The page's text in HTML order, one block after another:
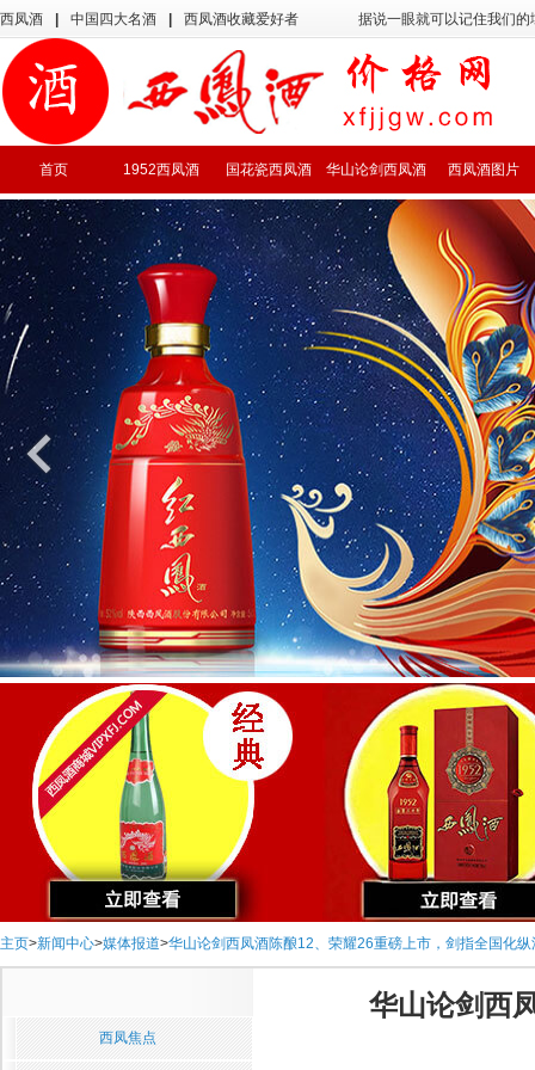
西凤酒 中国四大名酒 西凤酒收藏爱好者 据说一眼就可以记住我们
首页 1952西凤酒 国花瓷西凤酒 华山论剑西凤酒 西凤酒图片
主页>新闻中心>媒体报道>华山论剑西凤酒陈酿12、荣耀26重磅上市，剑指全国化纵
西凤焦点
华山论剑西